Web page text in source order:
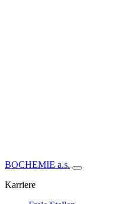
BOCHEMIE a.s.
Karriere